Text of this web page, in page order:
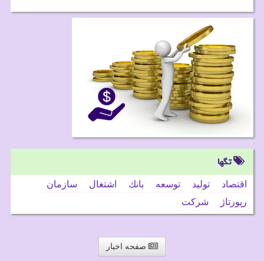
تگها
اقتصاد تولید توسعه بانك اشتغال
سازمان
رپورتاژ
شركت
صفحه اخبار